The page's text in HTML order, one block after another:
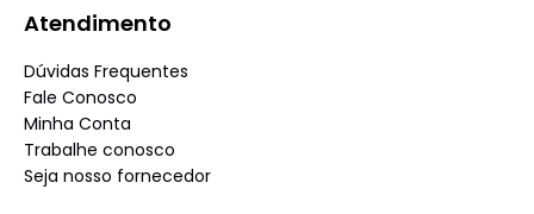
Atendimento
Dúvidas Frequentes
Fale Conosco
Minha Conta
Trabalhe conosco
Seja nosso fornecedor